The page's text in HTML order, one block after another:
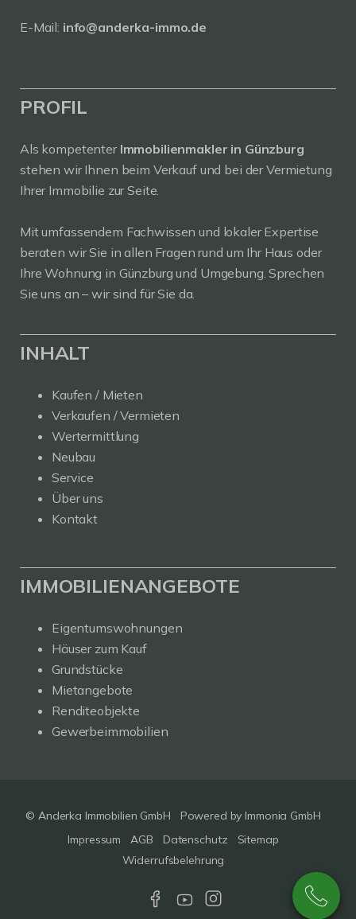
E-Mail: info@anderka-immo.de
PROFIL
Als kompetenter Immobilienmakler in Günzburg
stehen wir Ihnen beim Verkauf und bei der Vermietung
Ihrer Immobilie zur Seite.
Mit umfassendem Fachwissen und lokaler Expertise
beraten wir Sie in allen Fragen rund um Ihr Haus oder
Ihre Wohnung in Günzburg und Umgebung. Sprechen
Sie uns an – wir sind für Sie da.
INHALT
Kaufen / Mieten
Verkaufen / Vermieten
Wertermittlung
Neubau
Service
Über uns
Kontakt
IMMOBILIENANGEBOTE
Eigentumswohnungen
Häuser zum Kauf
Grundstücke
Mietangebote
Renditeobjekte
Gewerbeimmobilien
© Anderka Immobilien GmbH Powered by Immonia GmbH
Impressum
AGB Datenschutz
Sitemap
Widerrufsbelehrung